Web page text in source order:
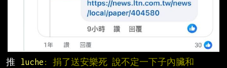
推 luche : 捐了送安樂死 說不定一下子內臟和